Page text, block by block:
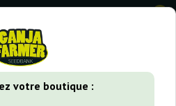
votre boutique :
0
de Cannabis Amnesia Haze